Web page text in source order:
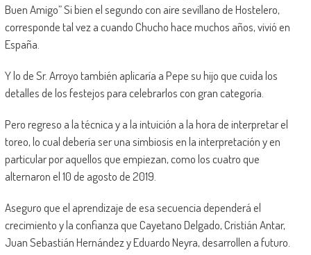
Buen Amigo” Si bien el segundo con aire sevillano de Hostelero,
corresponde tal vez a cuando Chucho hace muchos años, vivió en
España.
Y lo de Sr. Arroyo también aplicaría a Pepe su hijo que cuida los
detalles de los festejos para celebrarlos con gran categoría.
Pero regreso a la técnica y a la intuición a la hora de interpretar el
toreo, lo cual debería ser una simbiosis en la interpretación y en
particular por aquellos que empiezan, como los cuatro que
alternaron el 10 de agosto de 2019.
Aseguro que el aprendizaje de esa secuencia dependerá el
crecimiento y la confianza que Cayetano Delgado, Cristián Antar,
Juan Sebastián Hernández y Eduardo Neyra, desarrollen a futuro.